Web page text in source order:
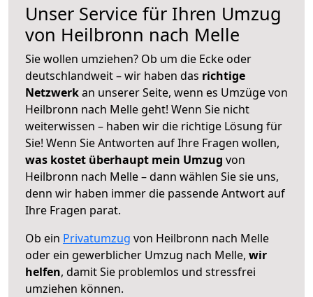
Unser Service für Ihren Umzug
von Heilbronn nach Melle
Sie wollen umziehen? Ob um die Ecke oder
deutschlandweit – wir haben das richtige
Netzwerkan unserer Seite, wenn es Umzüge von
Heilbronn nach Melle geht! Wenn Sie nicht
weiterwissen – haben wir die richtige Lösung für
Sie! Wenn Sie Antworten auf Ihre Fragen wollen,
was kostet überhaupt mein Umzug von
Heilbronn nach Melle – dann wählen Sie sie uns,
denn wir haben immer die passende Antwort auf
Ihre Fragen parat.
Ob ein Privatumzug von Heilbronn nach Melle
oder ein gewerblicher Umzug nach Melle, wir
helfen, damit Sie problemlos und stressfrei
umziehen können.